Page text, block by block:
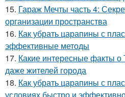
15. Гараж Мечты часть 4:
организации пространства
16. Как убрать царапины с
эффективные методы
17. Какие интересные факты о
даже жителей города
18. Как убрать царапины с
условиях быстро и